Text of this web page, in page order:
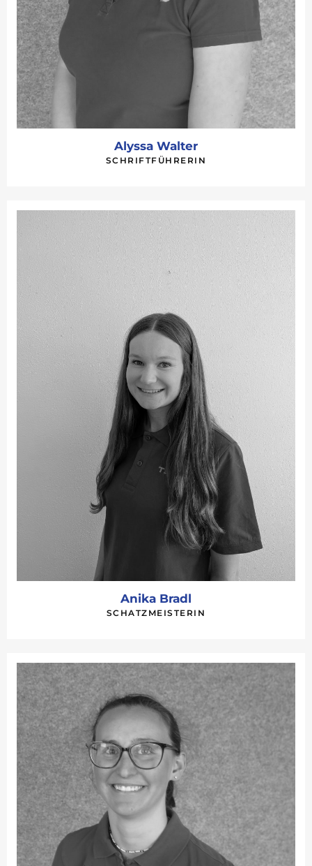
Alyssa Walter
SCHRIFTFÜHRERIN
Anika Bradl
SCHATZMEISTERIN